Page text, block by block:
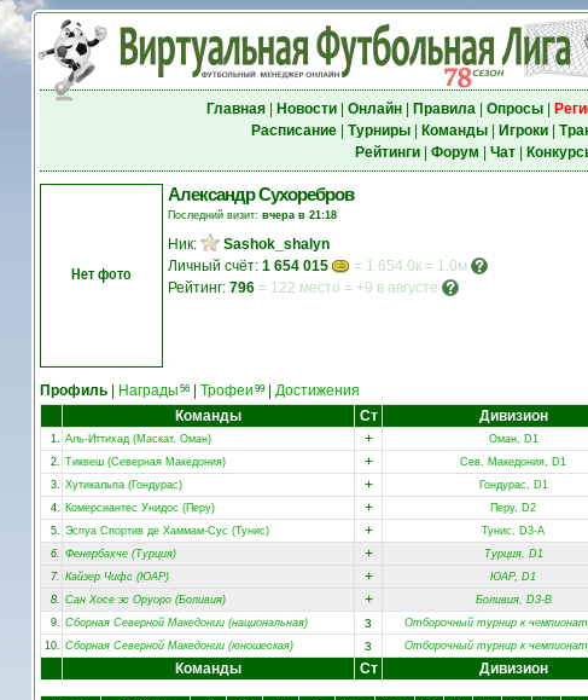
Главная| Новости| Онлайн| Правила| Опросы|
Расписание| Турниры| Команды| Игроки|
Рейтинги| Форум Чат|
Нет фото
Александр Сухоребров
Последний визит: вчера в 21:18
Ник:
Sashok_shalyn
Личный счёт: 1 654 015
= 1 654.0к = 1.0м
Рейтинг: 796 = 122 место = +9 в августе
Профиль Награды 56 Трофеи 99
Достижения
Команды
Ст Дивизион
1. Аль-Иттихад (Маскат, Оман) + Оман, D1
2. Тиквеш (Северная Македония) + Сев. Македония, D1
3. Хутикальпа (Гондурас) + Гондурас, D1
4. Комерсиантес Унидос (Перу) + Перу, D2
5. Эспуа Спортив де Хаммам-Сус (Тунис) + Тунис, D3-A
6. Фенербахче (Турция) + Турция, D1
7. Кайзер Чифс (ЮАР) + ЮАР, D1
8. Сан Хосе эс Оруоро (Боливия) + Боливия, D3-B
9. Сборная Северной Македонии (национальная) з Отборочный турнир к
10. Сборная Северной Македонии (юношеская) з Отборочный турнир к
Команды Ст Дивизион